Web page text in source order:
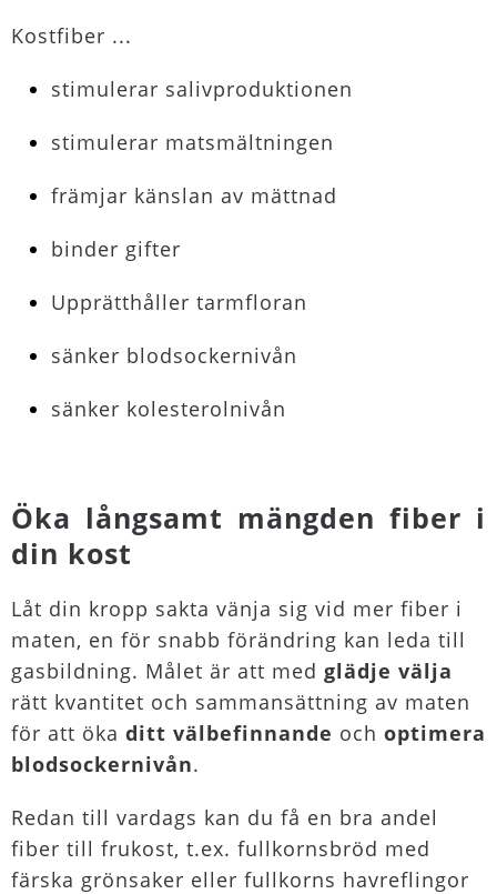
Kostfiber ...
stimulerar salivproduktionen
stimulerar matsmältningen
främjar känslan av mättnad
binder gifter
Upprätthåller tarmfloran
sänker blodsockernivån
sänker kolesterolnivån
Öka långsamt mängden fiber i
din kost
Låt din kropp sakta vänja sig vid mer fiber i
maten, en för snabb förändring kan leda till
gasbildning. Målet är att med glädje välja
rätt kvantitet och sammansättning av maten
för att öka ditt välbefinnande och optimera
blodsockernivån.
Redan till vardags kan du få en bra andel
fiber till frukost, t.ex. fullkornsbröd med
färska grönsaker eller fullkorns havreflingor